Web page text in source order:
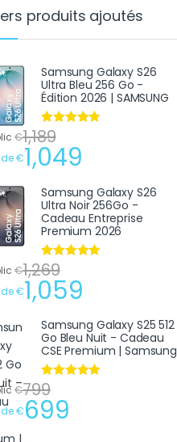
produits ajoutés
Samsung Galaxy S26
Ultra Bleu 256 Go -
Édition 2026 | SAMSUNG
Note
sur 5
€1,189
€1,049
Samsung Galaxy S26
Ultra Noir 256Go -
Cadeau Entreprise
Premium 2026
Note
sur 5
€1,269
€1,059
Samsung Galaxy S25 512
Go Bleu Nuit - Cadeau
CSE Premium | Samsung
Note
sur 5
€799
€699